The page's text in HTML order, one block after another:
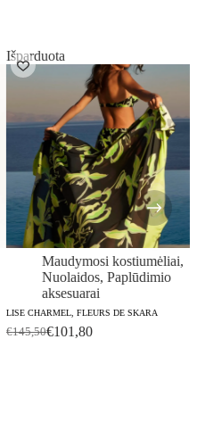
Išparduota
Maudymosi kostiumėliai,
Nuolaidos,Paplūdimio
aksesuarai
LISE CHARMEL, FLEURS DE SKARA
€145,50Original
€101,80
Current